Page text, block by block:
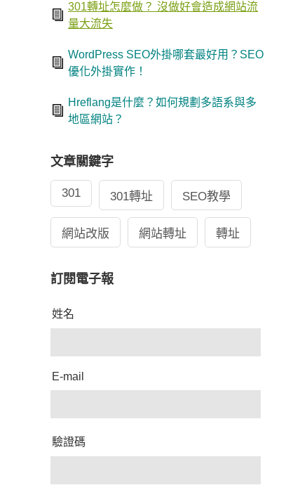
301轉址怎麼做？ 沒做好會造成網站流
量大流失
WordPress SEO外掛哪套最好用？SEO
優化外掛實作！
Hreflang是什麼？如何規劃多語系與多
地區網站？
文章關鍵字
301 301轉址 SEO教學
網站改版 網站轉址 轉址
訂閱電子報
姓名
E-mail
驗證碼